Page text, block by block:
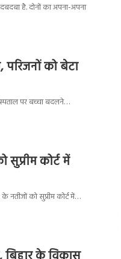
है. दोनों का अपना-अपना
को बेटा
पर बच्चा बदलने…
सुप्रीम कोर्ट में
नतीजों को सुप्रीम कोर्ट में…